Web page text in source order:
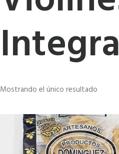
Mostrando el único resultado